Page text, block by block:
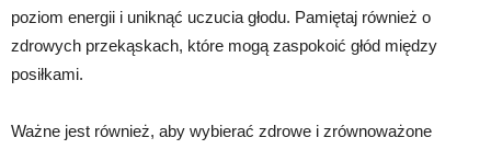
poziom energii i uniknąć uczucia głodu. Pamiętaj również o
zdrowych przekąskach, które mogą zaspokoić głód między
posiłkami.
Ważne jest również, aby wybierać zdrowe i zrównoważone